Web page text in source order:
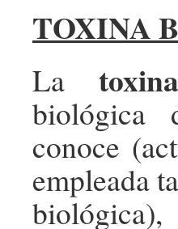
TOXINA
La
biológica
conoce
empleada